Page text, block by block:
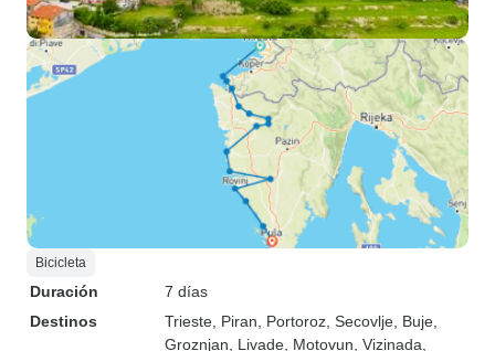
Bicicleta
Duración
7 días
Destinos
Trieste , Piran , Portoroz , Secovlje , Buje
Groznjan , Livade , Motovun , Vizinada